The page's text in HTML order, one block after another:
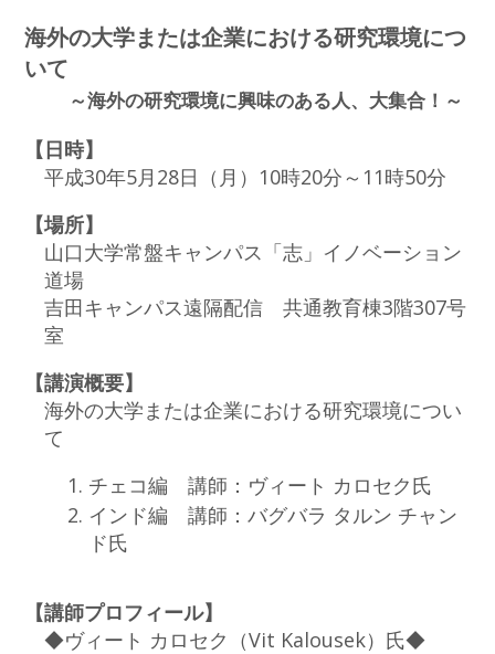
海外の大学または企業における研究環境につ
いて
～海外の研究環境に興味のある人、大集合！～
【日時】
平成30年5月28日（月）10時20分～11時50分
【場所】
山口大学常盤キャンパス「志」イノベーション
道場
吉田キャンパス遠隔配信 共通教育棟3階307号
室
【講演概要】
海外の大学または企業における研究環境につい
て
チェコ編 講師：ヴィート カロセク氏
インド編 講師：バグバラ タルン チャン
ド氏
【講師プロフィール】
◆ヴィート カロセク（Vit Kalousek）氏◆